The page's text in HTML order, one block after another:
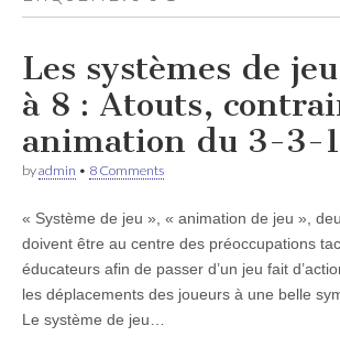
Les systèmes de
à 8 : Atouts,
animation du 3-3-1
byadmin • 8 Comments
« Système de jeu », « animation de jeu »,
doivent être au centre des préoccupations
éducateurs afin de passer d’un jeu fait
les déplacements des joueurs à une belle
Le système de jeu…